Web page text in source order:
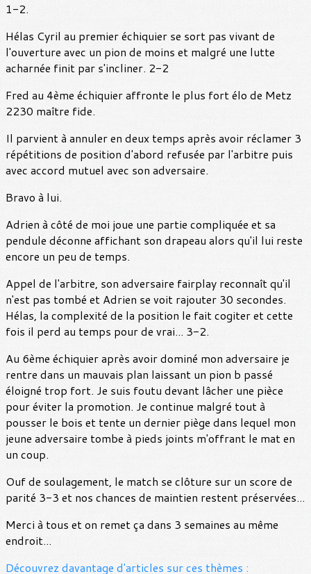
1-2.
Hélas Cyril au premier échiquier se sort pas vivant de
l'ouverture avec un pion de moins et malgré une lutte
acharnée finit par s'incliner. 2-2
Fred au 4ème échiquier affronte le plus fort élo de Metz
2230 maître fide.
Il parvient à annuler en deux temps après avoir réclamer 3
répétitions de position d'abord refusée par l'arbitre puis
avec accord mutuel avec son adversaire.
Bravo à lui.
Adrien à côté de moi joue une partie compliquée et sa
pendule déconne affichant son drapeau alors qu'il lui reste
encore un peu de temps.
Appel de l'arbitre, son adversaire fairplay reconnaît qu'il
n'est pas tombé et Adrien se voit rajouter 30 secondes.
Hélas, la complexité de la position le fait cogiter et cette
fois il perd au temps pour de vrai... 3-2.
Au 6ème échiquier après avoir dominé mon adversaire je
rentre dans un mauvais plan laissant un pion b passé
éloigné trop fort. Je suis foutu devant lâcher une pièce
pour éviter la promotion. Je continue malgré tout à
pousser le bois et tente un dernier piège dans lequel mon
jeune adversaire tombe à pieds joints m'offrant le mat en
un coup.
Ouf de soulagement, le match se clôture sur un score de
parité 3-3 et nos chances de maintien restent préservées...
Merci à tous et on remet ça dans 3 semaines au même
endroit...
Découvrez davantage d'articles sur ces thèmes :